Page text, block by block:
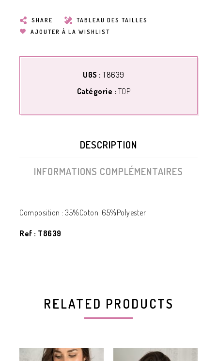
SHARE
TABLEAU DES TAILLES
AJOUTER À LA WISHLIST
UGS :T8639
Catégorie : TOP
DESCRIPTION
INFORMATIONS COMPLÉMENTAIRES
Composition : 35%Coton 65%Polyester
Ref : T8639
RELATED PRODUCTS